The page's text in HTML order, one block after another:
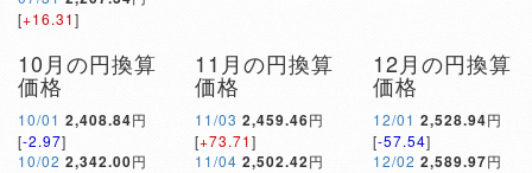
[+16.31]
10月の円換算
価格
10/01 2,408.84円
[-2.97]
10/02 2,342.00円
11月の円換算
価格
11/03 2,459.46円
[+73.71]
11/04 2,502.42円
12月の円換算
価格
12/01 2,528.94円
[-57.54]
12/02 2,589.97円